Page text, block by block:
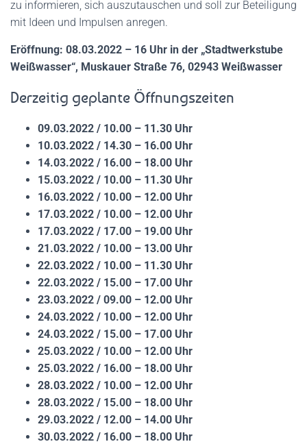
zu informieren, sich auszutauschen und soll zur Beteiligung
mit Ideen und Impulsen anregen.
Eröffnung: 08.03.2022 – 16 Uhr in der „Stadtwerkstube
Weißwasser“, Muskauer Straße 76, 02943 Weißwasser
Derzeitig geplante Öffnungszeiten
09.03.2022 / 10.00 – 11.30 Uhr
10.03.2022 / 14.30 – 16.00 Uhr
14.03.2022 / 16.00 – 18.00 Uhr
15.03.2022 / 10.00 – 11.30 Uhr
16.03.2022 / 10.00 – 12.00 Uhr
17.03.2022 / 10.00 – 12.00 Uhr
17.03.2022 / 17.00 – 19.00 Uhr
21.03.2022 / 10.00 – 13.00 Uhr
22.03.2022 / 10.00 – 11.30 Uhr
22.03.2022 / 15.00 – 17.00 Uhr
23.03.2022 / 09.00 – 12.00 Uhr
24.03.2022 / 10.00 – 12.00 Uhr
24.03.2022 / 15.00 – 17.00 Uhr
25.03.2022 / 10.00 – 12.00 Uhr
25.03.2022 / 16.00 – 18.00 Uhr
28.03.2022 / 10.00 – 12.00 Uhr
28.03.2022 / 15.00 – 18.00 Uhr
29.03.2022 / 12.00 – 14.00 Uhr
30.03.2022 / 16.00 – 18.00 Uhr